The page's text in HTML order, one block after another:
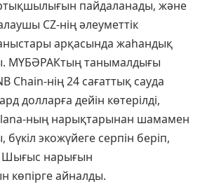
пайдаланады, және
CZ-нің әлеуметтік
арқасында жаһандық
МҮБӘРАКтың танымалдығы
Chain-нің 24 сағаттық сауда
долларға дейін көтерілді,
ның нарықтарынан шамамен
экожүйеге серпін беріп,
Шығыс нарығын
көпірге айналды.